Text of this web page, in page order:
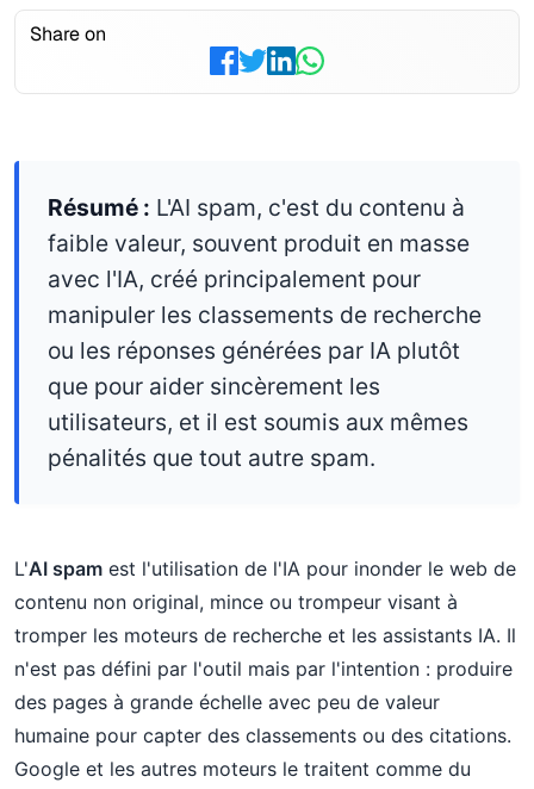
Share on
Résumé : L'AI spam, c'est du contenu à
faible valeur, souvent produit en masse
avec l'IA, créé principalement pour
manipuler les classements de recherche
ou les réponses générées par IA plutôt
que pour aider sincèrement les
utilisateurs, et il est soumis aux mêmes
pénalités que tout autre spam.
L'AI spam est l'utilisation de l'IA pour inonder le web de
contenu non original, mince ou trompeur visant à
tromper les moteurs de recherche et les assistants IA. Il
n'est pas défini par l'outil mais par l'intention : produire
des pages à grande échelle avec peu de valeur
humaine pour capter des classements ou des citations.
Google et les autres moteurs le traitent comme du